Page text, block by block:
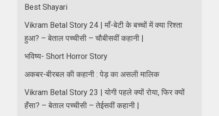
Best Shayari
Vikram Betal Story 24 | माँ-बेटी के बच्चों में क्या रिश्ता
हुआ? – बेताल पच्चीसी – चौबीसवीं कहानी |
भविष्य- Short Horror Story
अकबर-बीरबल की कहानी : पेड़ का असली मालिक
Vikram Betal Story 23 | योगी पहले क्यों रोया, फिर क्यों
हँसा? – बेताल पच्चीसी – तेईसवीं कहानी |